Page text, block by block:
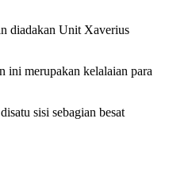
diadakan Unit Xaverius
ini merupakan kelalaian para
sisi sebagian besat